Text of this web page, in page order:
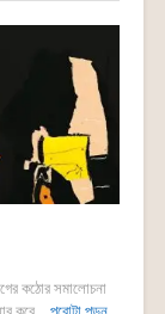
কঠোর সমালোচনা